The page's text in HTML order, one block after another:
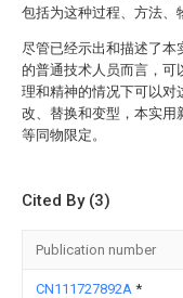
包括为这种过程、方法、
尽管已经示出和描述了本
的普通技术人员而言，
理和精神的情况下可以对
改、替换和变型，本实用
等同物限定。
Cited By (3)
Publication number
CN111727892A *